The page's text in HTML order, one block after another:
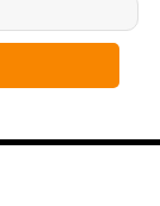
9月